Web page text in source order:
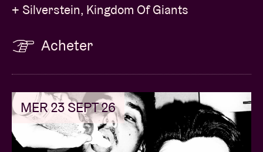
+ Silverstein, Kingdom Of Giants
Acheter
MER 23 SEPT 26